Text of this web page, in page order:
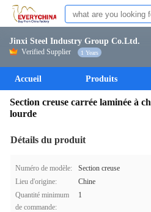
Jinxi Steel Industry Group Co.Ltd.
Verified Supplier 1 Years
Accueil Produits
Section creuse carrée laminée à
lourde
Détails du produit
Numéro de modèle:
Section creuse
Lieu d'origine:
Chine
Quantité minimum
de commande:
1